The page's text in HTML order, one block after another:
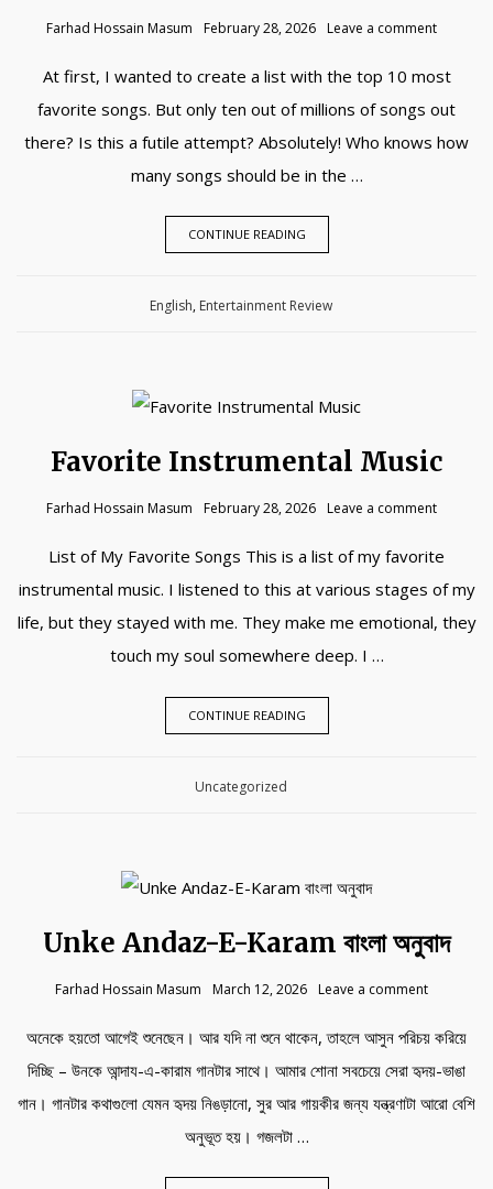
Farhad Hossain Masum February 28, 2026 Leave a comment
At first, I wanted to create a list with the top 10 most
favorite songs. But only ten out of millions of songs out
there? Is this a futile attempt? Absolutely! Who knows how
many songs should be in the …
CONTINUE READING
Category:
English, Entertainment Review
Favorite Instrumental Music
Farhad Hossain Masum February 28, 2026 Leave a comment
List of My Favorite Songs This is a list of my favorite
instrumental music. I listened to this at various stages of my
life, but they stayed with me. They make me emotional, they
touch my soul somewhere deep. I …
CONTINUE READING
Category:
Uncategorized
Unke Andaz-E-Karam বাংলা অনুবাদ
Farhad Hossain Masum March 12, 2026 Leave a comment
অনেকে হয়তো আগেই শুনেছেন। আর যদি না শুনে থাকেন, তাহলে আসুন পরিচয় করিয়ে
দিচ্ছি – উনকে আন্দায-এ-কারাম গানটার সাথে। আমার শোনা সবচেয়ে সেরা হৃদয়-ভাঙা
গান। গানটার কথাগুলো যেমন হৃদয় নিঙড়ানো, সুর আর গায়কীর জন্য যন্ত্রণাটা আরো বেশি
অনুভূত হয়। গজলটা …